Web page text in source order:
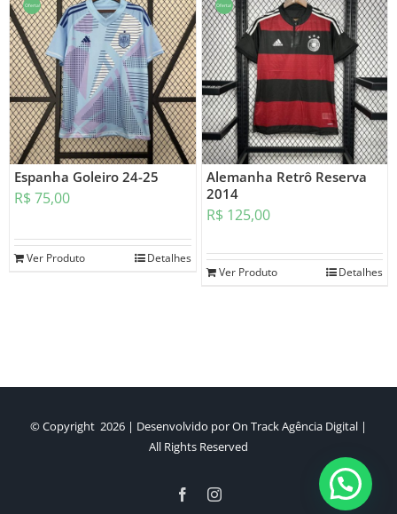
Oferta!
Espanha Goleiro 24-25
R$ 75,00
Ver Produto Detalhes
Oferta!
Alemanha Retrô Reserva
2014
R$ 125,00
Ver Produto Detalhes
© Copyright 2026 | Desenvolvido porOn Track Agência Digital |
All Rights Reserved
FacebookInstagram